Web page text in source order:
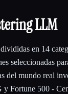
LLM
en 14
seleccionadas
del mundo real
Fortune 500 -